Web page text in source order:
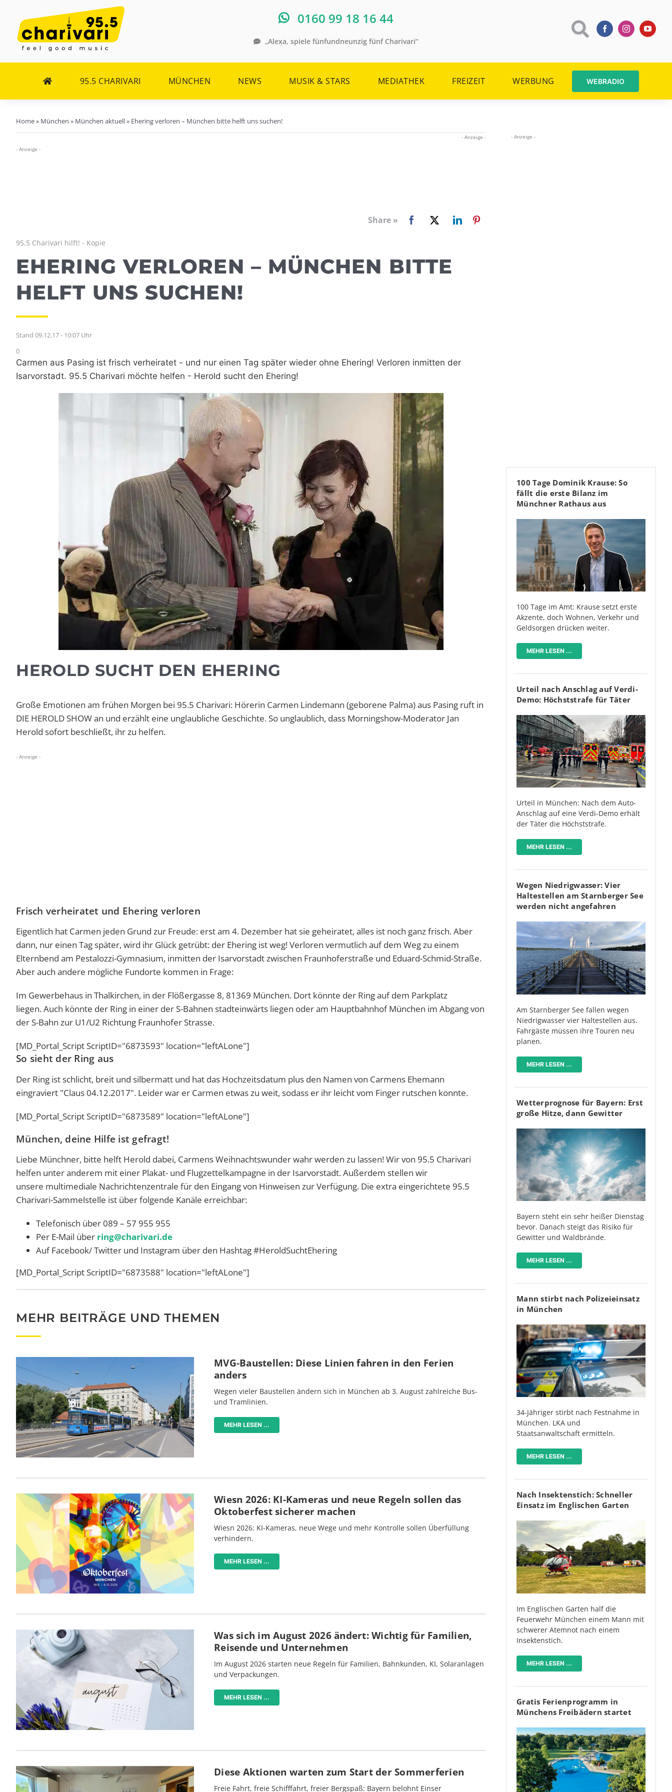
Inhalt
springen
0160 99 18 16 44
„Alexa, spiele fünfundneunzig fünf Charivari“
95.5 CHARIVARI MÜNCHEN NEWS MUSIK & STARS MEDIATHEK FREIZEIT WERBUNG WEBRADIO
Home» München » München aktuell» Ehering verloren – München bitte helft uns suchen!
- Anzeige -
- Anzeige -
Share »
95.5 Charivari hilft! - Kopie
EHERING VERLOREN – MÜNCHEN BITTE
HELFT UNS SUCHEN!
Stand 09.12.17 - 10:07 Uhr
0
Carmen aus Pasing ist frisch verheiratet - und nur einen Tag später wieder ohne Ehering! Verloren inmitten der
Isarvorstadt. 95.5 Charivari möchte helfen - Herold sucht den Ehering!
HEROLD SUCHT DEN EHERING
Große Emotionen am frühen Morgen bei 95.5 Charivari: Hörerin Carmen Lindemann (geborene Palma) aus Pasing ruft in
DIE HEROLD SHOW an und erzählt eine unglaubliche Geschichte. So unglaublich, dass Morningshow-Moderator Jan
Herold sofort beschließt, ihr zu helfen.
- Anzeige -
Frisch verheiratet und Ehering verloren
Eigentlich hat Carmen jeden Grund zur Freude: erst am 4. Dezember hat sie geheiratet, alles ist noch ganz frisch. Aber
dann, nur einen Tag später, wird ihr Glück getrübt: der Ehering ist weg! Verloren vermutlich auf dem Weg zu einem
Elternbend am Pestalozzi-Gymnasium, inmitten der Isarvorstadt zwischen Fraunhoferstraße und Eduard-Schmid-Straße.
Aber auch andere mögliche Fundorte kommen in Frage:
Im Gewerbehaus in Thalkirchen, in der Flößergasse 8, 81369 München. Dort könnte der Ring auf dem Parkplatz
liegen. Auch könnte der Ring in einer der S-Bahnen stadteinwärts liegen oder am Hauptbahnhof München im Abgang von
der S-Bahn zur U1/U2 Richtung Fraunhofer Strasse.
[MD_Portal_Script ScriptID="6873593" location="leftALone"]
So sieht der Ring aus
Der Ring ist schlicht, breit und silbermatt und hat das Hochzeitsdatum plus den Namen von Carmens Ehemann
eingraviert "Claus 04.12.2017". Leider war er Carmen etwas zu weit, sodass er ihr leicht vom Finger rutschen konnte.
[MD_Portal_Script ScriptID="6873589" location="leftALone"]
München, deine Hilfe ist gefragt!
Liebe Münchner, bitte helft Herold dabei, Carmens Weihnachtswunder wahr werden zu lassen! Wir von 95.5 Charivari
helfen unter anderem mit einer Plakat- und Flugzettelkampagne in der Isarvorstadt. Außerdem stellen wir
unsere multimediale Nachrichtenzentrale für den Eingang von Hinweisen zur Verfügung. Die extra eingerichtete 95.5
Charivari-Sammelstelle ist über folgende Kanäle erreichbar:
Telefonisch über 089 – 57 955 955
Per E-Mail über ring@charivari.de
Auf Facebook/ Twitter und Instagram über den Hashtag #HeroldSuchtEhering
[MD_Portal_Script ScriptID="6873588" location="leftALone"]
MEHR BEITRÄGE UND THEMEN
MVG-Baustellen: Diese Linien fahren in den Ferien
anders
Wegen vieler Baustellen ändern sich in München ab 3. August zahlreiche Bus-
und Tramlinien.
MEHR LESEN ...
Wiesn 2026: KI-Kameras und neue Regeln sollen das
Oktoberfest sicherer machen
Wiesn 2026: KI-Kameras, neue Wege und mehr Kontrolle sollen Überfüllung
verhindern.
MEHR LESEN ...
Was sich im August 2026 ändert: Wichtig für Familien,
Reisende und Unternehmen
Im August 2026 starten neue Regeln für Familien, Bahnkunden, KI, Solaranlagen
und Verpackungen.
MEHR LESEN ...
Diese Aktionen warten zum Start der Sommerferien
Freie Fahrt, freie Schifffahrt, freier Bergspaß: Bayern belohnt Einser
- Anzeige -
100 Tage Dominik Krause: So
fällt die erste Bilanz im
Münchner Rathaus aus
100 Tage im Amt: Krause setzt erste
Akzente, doch Wohnen, Verkehr und
Geldsorgen drücken weiter.
MEHR LESEN ...
Urteil nach Anschlag auf Verdi-
Demo: Höchststrafe für Täter
Urteil in München: Nach dem Auto-
Anschlag auf eine Verdi-Demo erhält
der Täter die Höchststrafe.
MEHR LESEN ...
Wegen Niedrigwasser: Vier
Haltestellen am Starnberger See
werden nicht angefahren
Am Starnberger See fallen wegen
Niedrigwasser vier Haltestellen aus.
Fahrgäste müssen ihre Touren neu
planen.
MEHR LESEN ...
Wetterprognose für Bayern: Erst
große Hitze, dann Gewitter
Bayern steht ein sehr heißer Dienstag
bevor. Danach steigt das Risiko für
Gewitter und Waldbrände.
MEHR LESEN ...
Mann stirbt nach Polizeieinsatz
in München
34-Jähriger stirbt nach Festnahme in
München. LKA und
Staatsanwaltschaft ermitteln.
MEHR LESEN ...
Nach Insektenstich: Schneller
Einsatz im Englischen Garten
Im Englischen Garten half die
Feuerwehr München einem Mann mit
schwerer Atemnot nach einem
Insektenstich.
MEHR LESEN ...
Gratis Ferienprogramm in
Münchens Freibädern startet